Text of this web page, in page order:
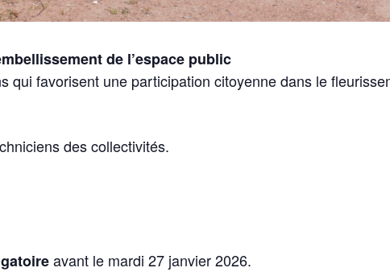
de l’espace public
qui favorisent une participation citoyenne dans le
des collectivités.
avant le mardi 27 janvier 2026.